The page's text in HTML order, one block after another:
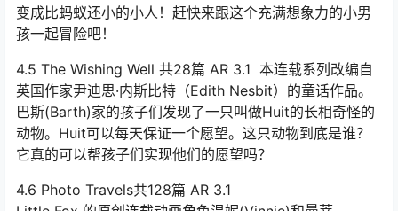
变成比蚂蚁还小的小人！赶快来跟这个充满想象力的小男
孩一起冒险吧！
4.5 The Wishing Well 共28篇 AR 3.1 本连载系列改编自
英国作家尹迪思·内斯比特（Edith Nesbit）的童话作品。
巴斯(Barth)家的孩子们发现了一只叫做Huit的长相奇怪的
动物。Huit可以每天保证一个愿望。这只动物到底是谁？
它真的可以帮孩子们实现他们的愿望吗？
4.6 Photo Travels共128篇 AR 3.1